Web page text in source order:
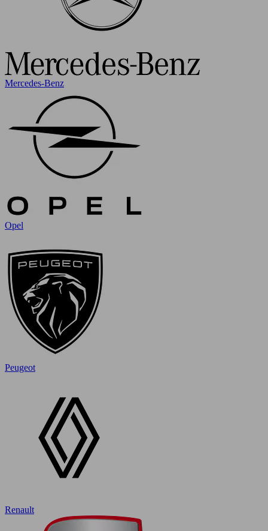
Mercedes-Benz
Opel
Peugeot
Renault